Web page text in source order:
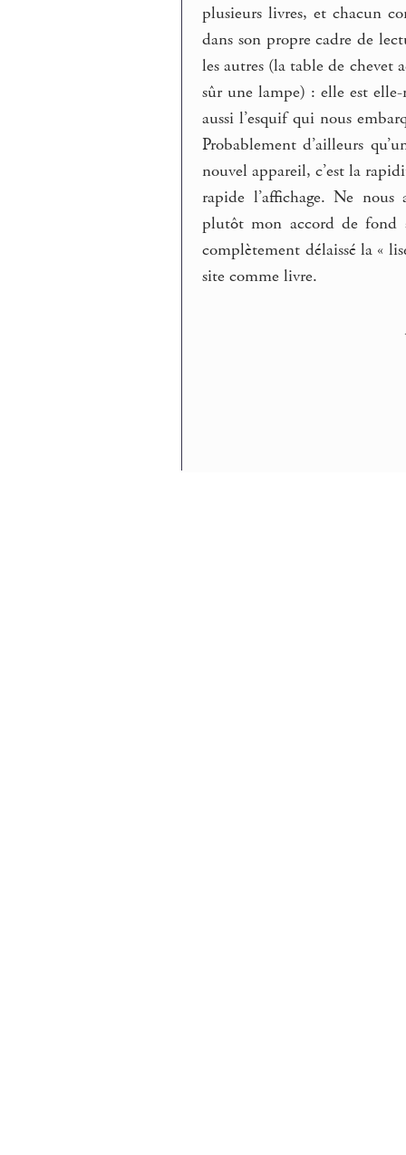
plusieurs livres, et chacun
dans son propre cadre de
les autres (la table de chevet
sûr une lampe) : elle est
aussi l’esquif qui nous
Probablement d’ailleurs
nouvel appareil, c’est la
rapide l’affichage. Ne nous
plutôt mon accord de fond
complètement délaissé la «
site comme livre.